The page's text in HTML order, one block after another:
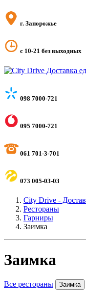
г. Запорожье
с 10-21 без выходных
098 7000-721
095 7000-721
061 701-3-701
073 005-03-03
City Drive -
Рестораны
Гарниры
Заимка
Заимка
Все рестораны Заимка